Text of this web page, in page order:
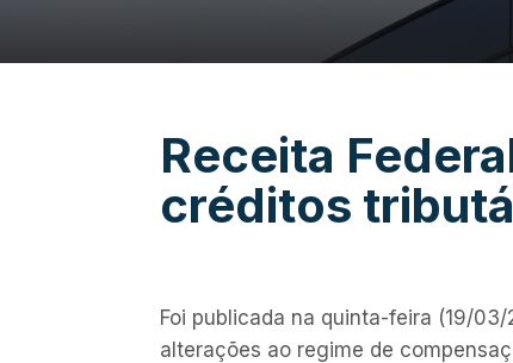
Receita
créditos
Foi publicada na quinta-feira (19/
alterações ao regime de